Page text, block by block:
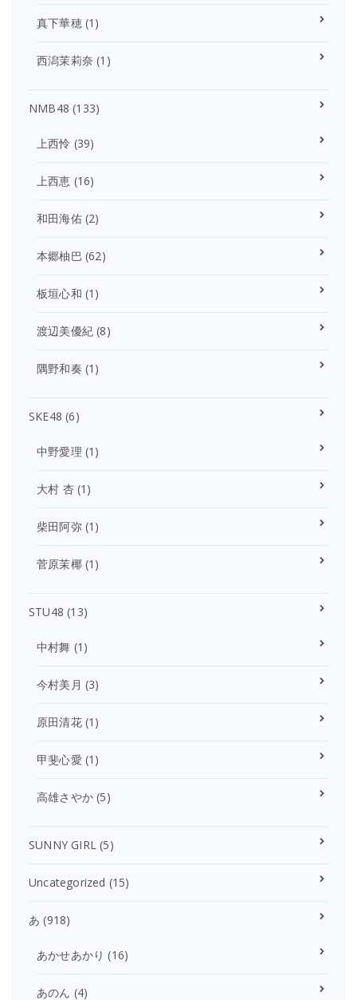
真下華穂(1)
西潟茉莉奈 (1)
NMB48 (133)
上西怜 (39)
上西恵 (16)
和田海佑(2)
本郷柚巴 (62)
板垣心和 (1)
渡辺美優紀 (8)
隅野和奏 (1)
SKE48 (6)
中野愛理 (1)
大村 杏(1)
柴田阿弥(1)
菅原茉椰(1)
STU48 (13)
中村舞 (1)
今村美月 (3)
原田清花(1)
甲斐心愛 (1)
高雄さやか (5)
SUNNY GIRL (5)
Uncategorized (15)
あ (918)
あかせあかり (16)
あのん (4)